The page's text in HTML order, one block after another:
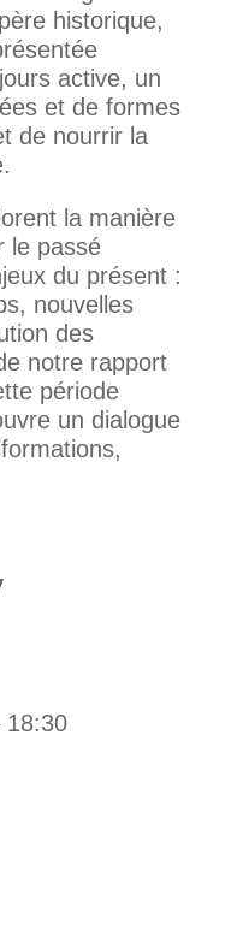
historique,
active, un
et de formes
de nourrir la
la manière
le passé
du présent :
nouvelles
des
notre rapport
période
un dialogue
18:30